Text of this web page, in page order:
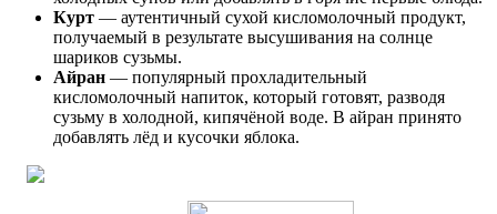
Курт — аутентичный сухой кисломолочный продукт,
получаемый в результате высушивания на солнце
шариков сузьмы.
Айран — популярный прохладительный
кисломолочный напиток, который готовят, разводя
сузьму в холодной, кипячёной воде. В айран принято
добавлять лёд и кусочки яблока.